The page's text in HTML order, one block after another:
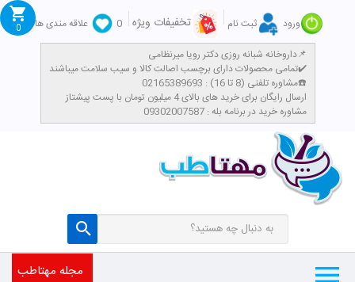
ورود ثبت نام تخفیفات ویژه 0
علاقه مندی ها
داروخانه شبانه روزی دکتر رویا میرنظامی📌
تمامی محصولات دارای برچسب اصالت کالا و سیب سلامت میباشند✔️
مشاوره تلفنی (8 تا 16) : 02165389693☎️
​ارسال رایگان برای خرید های بالای 4 میلیون تومان با پست پیشتاز
مشاوره خرید در برنامه بله : 09302007587
0
مجله مهتاطب